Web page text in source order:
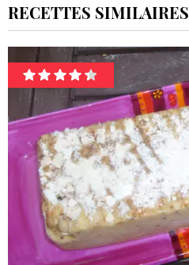
RECETTES SIMILAIRES